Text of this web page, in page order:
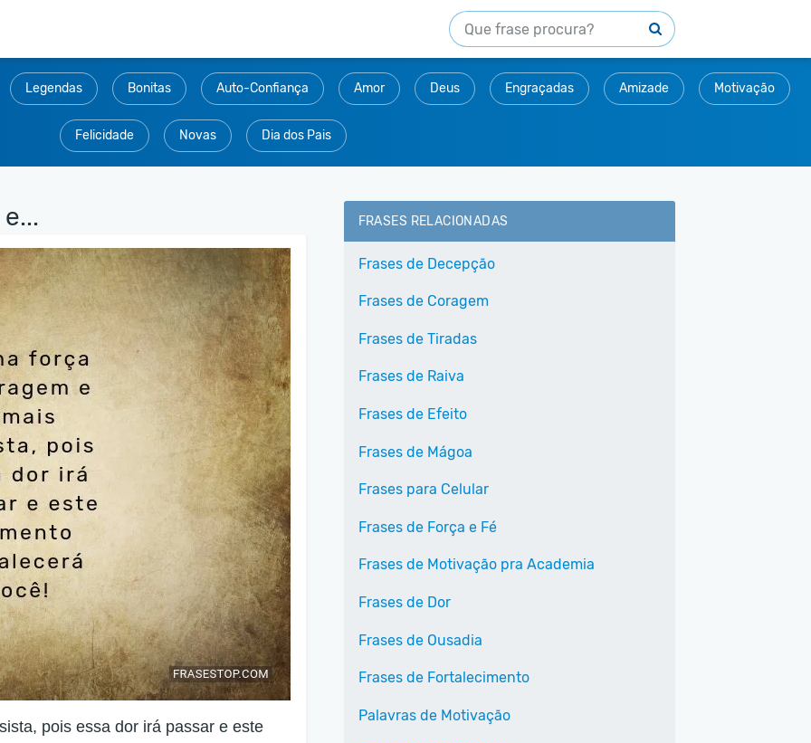
Legendas Bonitas Auto-Confiança Amor Deus Engraçadas Amizade Motivação
Felicidade Novas Dia dos Pais
pois essa dor irá passar e este
FRASES RELACIONADAS
Frases de Decepção
Frases de Coragem
Frases de Tiradas
Frases de Raiva
Frases de Efeito
Frases de Mágoa
Frases para Celular
Frases de Força e Fé
Frases de Motivação pra Academia
Frases de Dor
Frases de Ousadia
Frases de Fortalecimento
Palavras de Motivação